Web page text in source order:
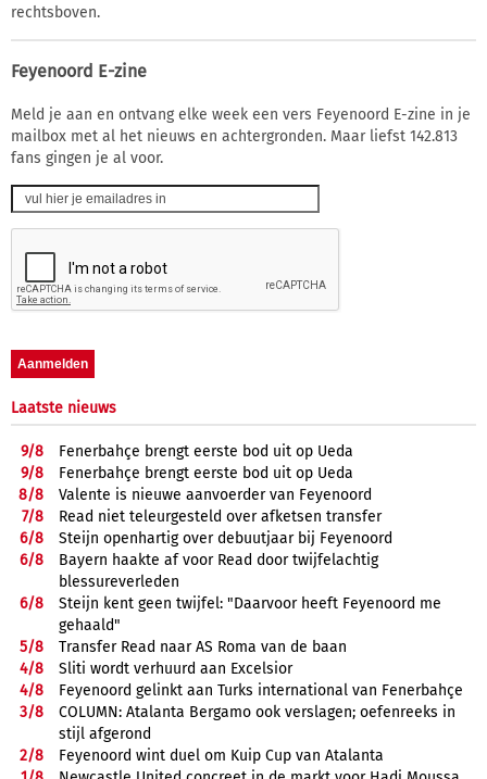
rechtsboven.
Feyenoord E-zine
Meld je aan en ontvang elke week een vers Feyenoord E-zine in je
mailbox met al het nieuws en achtergronden. Maar liefst 142.813
fans gingen je al voor.
Laatste nieuws
9/8
Fenerbahçe brengt eerste bod uit op Ueda
9/8
Fenerbahçe brengt eerste bod uit op Ueda
8/8
Valente is nieuwe aanvoerder van Feyenoord
7/8
Read niet teleurgesteld over afketsen transfer
6/8
Steijn openhartig over debuutjaar bij Feyenoord
6/8
Bayern haakte af voor Read door twijfelachtig
blessureverleden
6/8
Steijn kent geen twijfel: "Daarvoor heeft Feyenoord me
gehaald"
5/8
Transfer Read naar AS Roma van de baan
4/8
Sliti wordt verhuurd aan Excelsior
4/8
Feyenoord gelinkt aan Turks international van Fenerbahçe
3/8
COLUMN: Atalanta Bergamo ook verslagen; oefenreeks in
stijl afgerond
2/8
Feyenoord wint duel om Kuip Cup van Atalanta